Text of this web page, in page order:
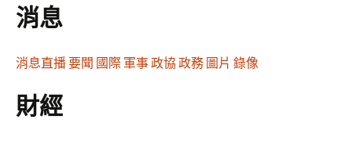
消息
消息直播要聞 國際 軍事政協政務 圖片 錄像
財經